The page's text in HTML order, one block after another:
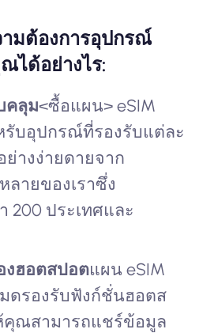
ามต้องการอุปกรณ์
ได้อย่างไร:
คลุม<ซื้อแผน> eSIM
รับอุปกรณ์ที่รองรับแต่ละ
างง่ายดายจาก
ายของเราซึ่ง
200 ประเทศและ
งฮอตสปอตแผน eSIM
ดรองรับฟังก์ชั่นฮอตส
คุณสามารถแชร์ข้อมูล